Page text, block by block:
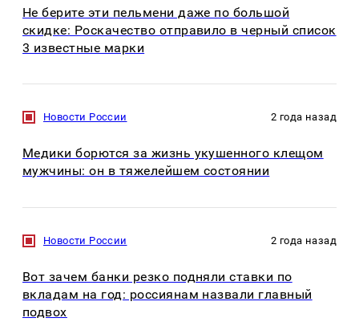
Не берите эти пельмени даже по большой
скидке: Роскачество отправило в черный список
3 известные марки
Новости России 2 года назад
Медики борются за жизнь укушенного клещом
мужчины: он в тяжелейшем состоянии
Новости России 2 года назад
Вот зачем банки резко подняли ставки по
вкладам на год: россиянам назвали главный
подвох